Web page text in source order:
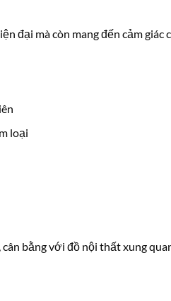
đại mà còn mang đến cảm giác
loại
bằng với đồ nội thất xung